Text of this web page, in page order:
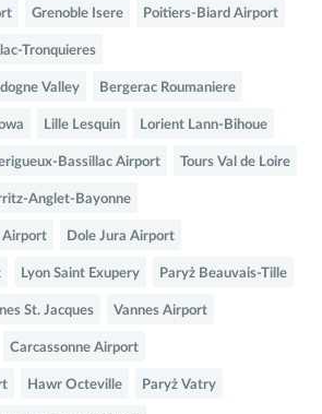
Grenoble Isere Poitiers-Biard Airport
Tronquieres
Valley Bergerac Roumaniere
Lille Lesquin Lorient Lann-Bihoue
Bassillac Airport Tours Val de Loire
Anglet-Bayonne
Airport Dole Jura Airport
Lyon Saint Exupery Paryż Beauvais-Tille
St. Jacques Vannes Airport
Carcassonne Airport
Hawr Octeville Paryż Vatry